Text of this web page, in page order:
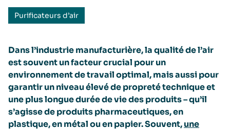
Purificateurs d’air
Dans l’industrie manufacturière, la qualité de l’air
est souvent un facteur crucial pour un
environnement de travail optimal, mais aussi pour
garantir un niveau élevé de propreté technique et
une plus longue durée de vie des produits – qu’il
s’agisse de produits pharmaceutiques, en
plastique, en métal ou en papier. Souvent,une